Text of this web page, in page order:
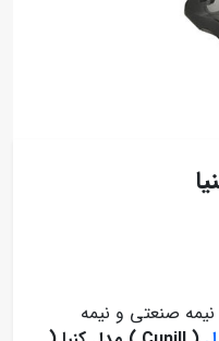
صنعتی و نیمه